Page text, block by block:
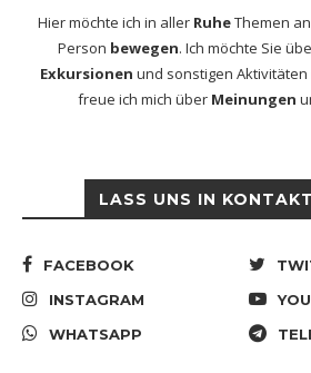
Hier möchte ich in aller RuheThemen
Person bewegen. Ich möchte Sie
Exkursionen und sonstigen
freue ich mich über Meinungen
LASS UNS IN
FACEBOOK
INSTAGRAM
WHATSAPP